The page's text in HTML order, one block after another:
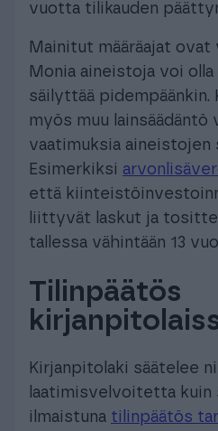
vuotta tilikauden
Mainitut määräajat ovat
Monia aineistoja voi
säilyttää pidempäänkin.
myös muu lainsäädäntö
vaatimuksia aineistojen
Esimerkiksi
että
liittyvät laskut ja
tallessa vähintään 13
Tilinpäätös
Kirjanpitolaki säätelee
laatimisvelvoitetta kuin
ilmaistuna tilinpäätös